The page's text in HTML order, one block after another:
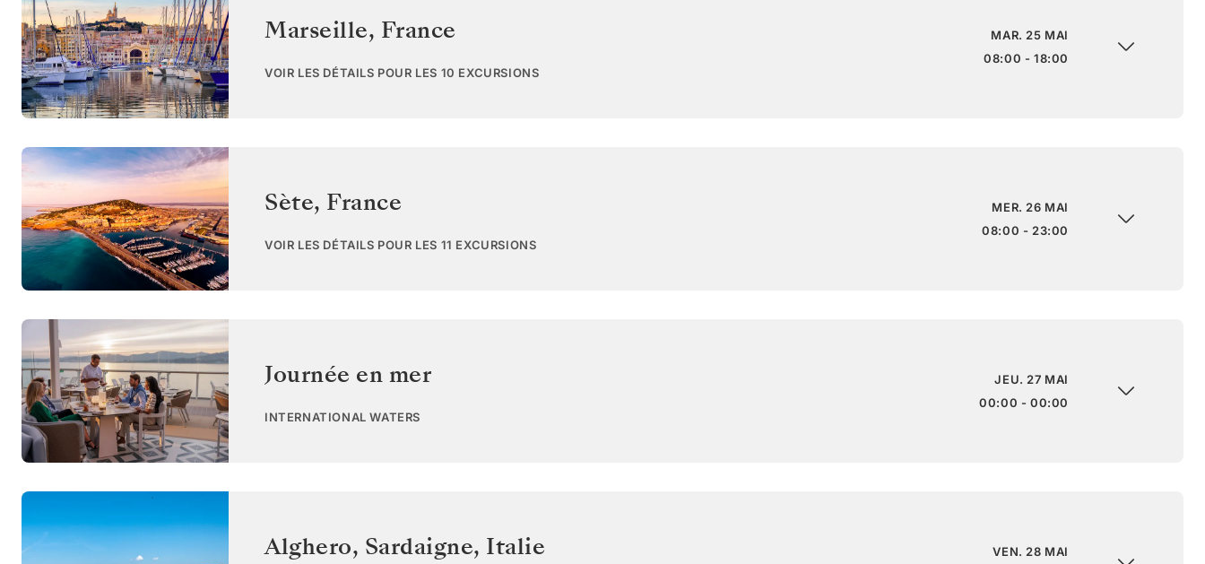
Marseille, France
VOIR LES DÉTAILS POUR LES 10 EXCURSIONS
MAR. 25 MAI
08:00 - 18:00
Sète, France
VOIR LES DÉTAILS POUR LES 11 EXCURSIONS
MER. 26 MAI
08:00 - 23:00
Journée en mer
INTERNATIONAL WATERS
JEU. 27 MAI
00:00 - 00:00
Alghero, Sardaigne, Italie
VEN. 28 MAI